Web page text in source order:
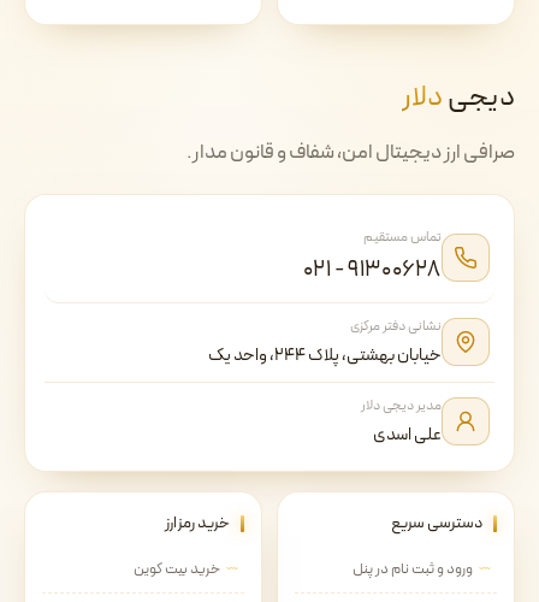
دیجیدلار
صرافی ارز دیجیتال امن، شفاف و قانون مدار.
تماس مستقیم
۰۲۱ - ۹۱۳۰۰۶۲۸
نشانی دفتر مرکزی
خیابان بهشتی، پلاک ۲۴۴، واحد یک
مدیر دیجی دلار
علی اسدی
دسترسی سریع
ورود و ثبت نام در پنل
خرید رمزارز
خرید بیت کوین